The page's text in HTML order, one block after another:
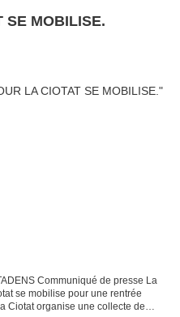
SE MOBILISE.
Communiqué de presse La
se mobilise pour une rentrée
Ciotat organise une collecte de